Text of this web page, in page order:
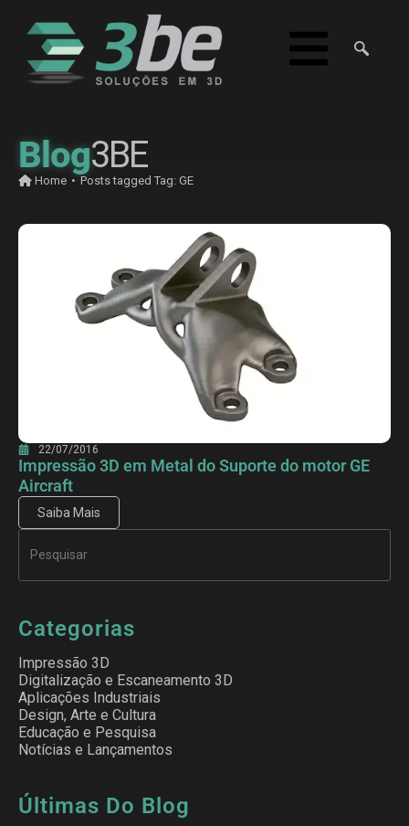
Blog3BE
Home • Posts tagged Tag: GE
22/07/2016
Impressão 3D em Metal do Suporte do motor GE
Aircraft
Saiba Mais
Categorias
Impressão 3D
Digitalização e Escaneamento 3D
Aplicações Industriais
Design, Arte e Cultura
Educação e Pesquisa
Notícias e Lançamentos
Últimas Do Blog